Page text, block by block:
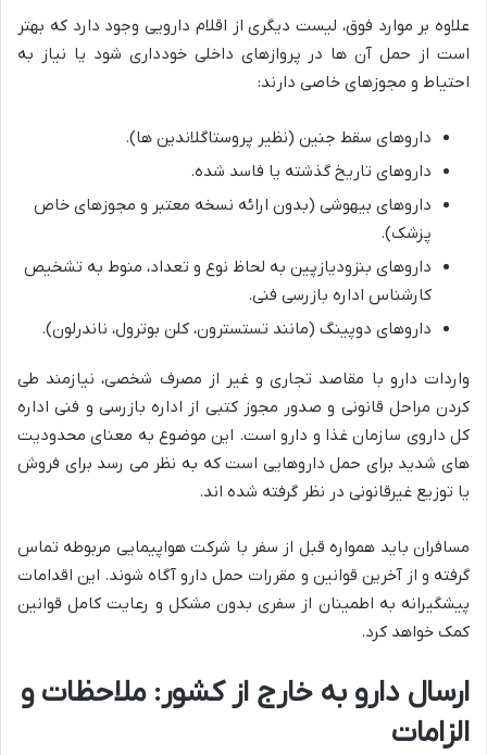
علاوه بر موارد فوق، لیست دیگری از اقلام دارویی وجود دارد که بهتر
است از حمل آن ها در پروازهای داخلی خودداری شود یا نیاز به
احتیاط و مجوزهای خاصی دارند:
داروهای سقط جنین (نظیر پروستاگلاندین ها).
داروهای تاریخ گذشته یا فاسد شده.
داروهای بیهوشی (بدون ارائه نسخه معتبر و مجوزهای خاص
پزشک).
داروهای بنزودیازپین به لحاظ نوع و تعداد، منوط به تشخیص
کارشناس اداره بازرسی فنی.
داروهای دوپینگ (مانند تستسترون، کلن بوترول، ناندرلون).
واردات دارو با مقاصد تجاری و غیر از مصرف شخصی، نیازمند طی
کردن مراحل قانونی و صدور مجوز کتبی از اداره بازرسی و فنی اداره
کل داروی سازمان غذا و دارو است. این موضوع به معنای محدودیت
های شدید برای حمل داروهایی است که به نظر می رسد برای فروش
یا توزیع غیرقانونی در نظر گرفته شده اند.
مسافران باید همواره قبل از سفر با شرکت هواپیمایی مربوطه تماس
گرفته و از آخرین قوانین و مقررات حمل دارو آگاه شوند. این اقدامات
پیشگیرانه به اطمینان از سفری بدون مشکل و رعایت کامل قوانین
کمک خواهد کرد.
ارسال دارو به خارج از کشور: ملاحظات و
الزامات